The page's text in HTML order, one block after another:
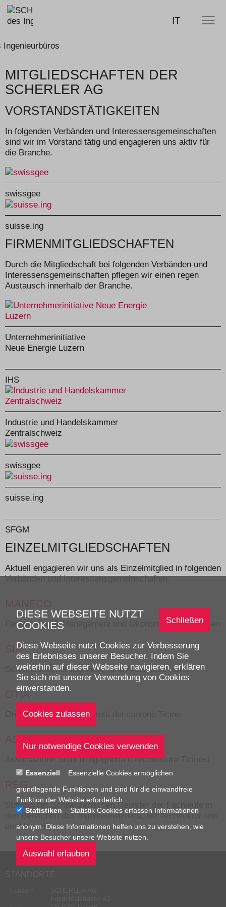
AG -
swiss
engineering
SUCHEIT MENÜ
MITGLIEDSCHAFTEN DER
SCHERLER AG
VORSTANDSTÄTIGKEITEN
In folgenden Verbänden und Interessensgemeinschaften
sind wir im Vorstand tätig und engagieren uns aktiv für
die Branche.
swissgee
suisse.ing
FIRMENMITGLIEDSCHAFTEN
Durch die Mitgliedschaft bei folgenden Verbänden und
Interessensgemeinschaften pflegen wir einen regen
Austausch innerhalb der Branche.
Unternehmerinitiative
Neue Energie Luzern
IHS
Industrie und Handelskammer
Zentralschweiz
swissgee
suisse.ing
SFGM
EINZELMITGLIEDSCHAFTEN
Aktuell engagieren wir uns als Einzelmitglied in folgenden
Verbänden und Interessensgemeinschaften.
Fachverein für Management und Ökonomie im Bauwesen
SIA
Schweizerischer Ingenieur- und Architekturverein
OTIA
Ordine Ingegneri e architetti del cantone Ticino
Associazione Studi d'Ingegneria e Architettura Ticinesi
Stiftung der Schweizerischen Register der Fachleute in
den Bereichen des Ingenieurwesens, der Architektur und
der Umwelt
Schließen
DIESE WEBSEITE NUTZT
COOKIES
Diese Webseite nutzt Cookies zur Verbesserung
des Erlebnisses unserer Besucher. Indem Sie
weiterhin auf dieser Webseite navigieren, erklären
Sie sich mit unserer Verwendung von Cookies
einverstanden.
Essenziell
Essenzielle Cookies ermöglichen
grundlegende Funktionen und sind für die einwandfreie
Funktion der Website erforderlich.
Statistiken
Statistik Cookies erfassen Informationen
anonym. Diese Informationen helfen uns zu verstehen, wie
unsere Besucher unsere Website nutzen.